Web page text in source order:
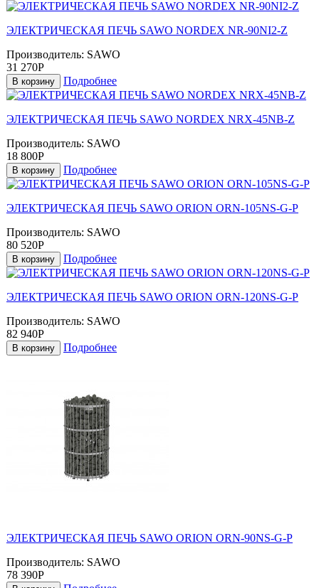
ЭЛЕКТРИЧЕСКАЯ ПЕЧЬ SAWO NORDEX NR-90NI2-Z
Производитель: SAWO
31 270Р
В корзину Подробнее
ЭЛЕКТРИЧЕСКАЯ ПЕЧЬ SAWO NORDEX NRX-45NB-Z
Производитель: SAWO
18 800Р
В корзину Подробнее
ЭЛЕКТРИЧЕСКАЯ ПЕЧЬ SAWO ORION ORN-105NS-G-P
Производитель: SAWO
80 520Р
В корзину Подробнее
ЭЛЕКТРИЧЕСКАЯ ПЕЧЬ SAWO ORION ORN-120NS-G-P
Производитель: SAWO
82 940Р
В корзину Подробнее
ЭЛЕКТРИЧЕСКАЯ ПЕЧЬ SAWO ORION ORN-90NS-G-P
Производитель: SAWO
78 390Р